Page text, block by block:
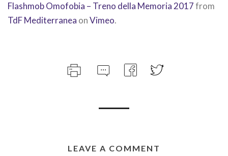
Flashmob Omofobia – Treno della Memoria 2017from
TdF Mediterranea onVimeo.
LEAVE A COMMENT